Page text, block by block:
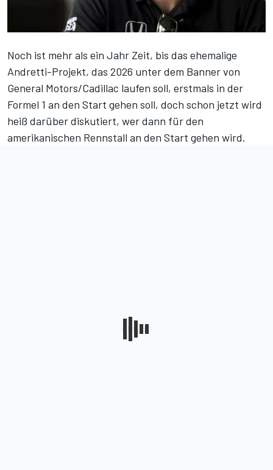
Noch ist mehr als ein Jahr Zeit, bis das ehemalige
Andretti-Projekt, das 2026 unter dem Banner von
General Motors/Cadillac laufen soll, erstmals in der
Formel 1 an den Start gehen soll, doch schon jetzt wird
heiß darüber diskutiert, wer dann für den
amerikanischen Rennstall an den Start gehen wird.